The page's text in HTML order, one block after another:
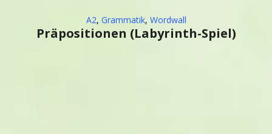
A2, Grammatik, Wordwall
Präpositionen (Labyrinth-Spiel)